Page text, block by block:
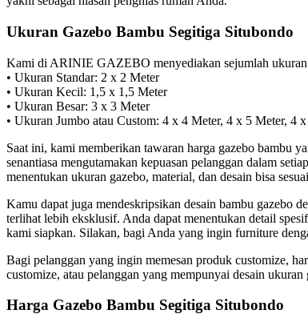
Ukuran Gazebo Bambu Segitiga Situbondo
Kami di ARINIE GAZEBO menyediakan sejumlah ukuran
• Ukuran Standar: 2 x 2 Meter
• Ukuran Kecil: 1,5 x 1,5 Meter
• Ukuran Besar: 3 x 3 Meter
• Ukuran Jumbo atau Custom: 4 x 4 Meter, 4 x 5 Meter, 4
Saat ini, kami memberikan tawaran harga gazebo bambu
senantiasa mengutamakan kepuasan pelanggan dalam
menentukan ukuran gazebo, material, dan desain bisa
Kamu dapat juga mendeskripsikan desain bambu gazebo
terlihat lebih eksklusif. Anda dapat menentukan detail
kami siapkan. Silakan, bagi Anda yang ingin furniture
Bagi pelanggan yang ingin memesan produk customize,
customize, atau pelanggan yang mempunyai desain
Harga Gazebo Bambu Segitiga Situbondo